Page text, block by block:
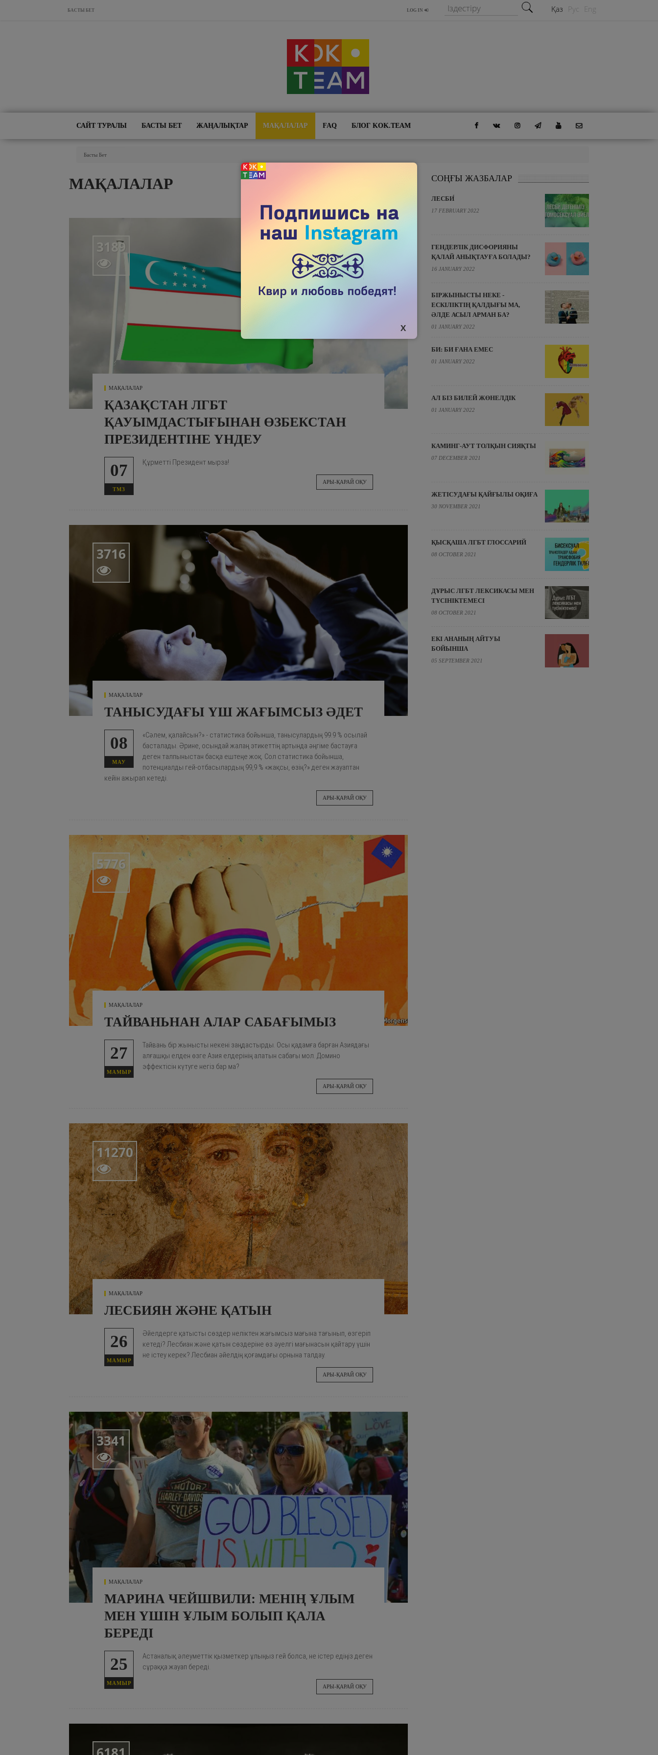
Skip to main contentБАСТЫ БЕТ LOG IN
Іздестіру формасы
Іздестіру Қаз Рус Eng
САЙТ ТУРАЛЫ БАСТЫ БЕТ ЖАҢАЛЫҚТАР МАҚАЛАЛАР FAQ БЛОГ KOK.TEAM
Басты Бет
МАҚАЛАЛАР
3189

МАҚАЛАЛАР
ҚАЗАҚСТАН ЛГБТ
ҚАУЫМДАСТЫҒЫНАН ӨЗБЕКСТАН
ПРЕЗИДЕНТІНЕ ҮНДЕУ
07
ТМЗ
Құрметті Президент мырза!
АРЫ-ҚАРАЙ ОҚУ
3716

МАҚАЛАЛАР
ТАНЫСУДАҒЫ ҮШ ЖАҒЫМСЫЗ ӘДЕТ
08
МАУ
«Сәлем, қалайсын?» - статистика бойынша, танысулардың 99.9 % осылай
басталады. Әрине, осындай жалаң этикеттің артында әңгіме бастауға
деген талпыныстан басқа ештеңе жоқ. Сол статистика бойынша,
потенциалды гей-отбасылардың 99,9 % «жақсы, өзің?» деген жауаптан
кейін ажырап кетеді.
АРЫ-ҚАРАЙ ОҚУ
5776

МАҚАЛАЛАР
ТАЙВАНЬНАН АЛАР САБАҒЫМЫЗ
27
МАМЫР
Тайвань бір жынысты некені заңдастырды. Осы қадамға барған Азиядағы
алғашқы елден өзге Азия елдерінің алатын сабағы мол. Домино
эффектісін күтуге негіз бар ма?
АРЫ-ҚАРАЙ ОҚУ
11270

МАҚАЛАЛАР
ЛЕСБИЯН ЖӘНЕ ҚАТЫН
26
МАМЫР
Әйелдерге қатысты сөздер неліктен жағымсыз мағына тағынып, өзгеріп
кетеді? Лесбиан және қатын сөздеріне өз әуелгі мағынасын қайтару үшін
не істеу керек? Лесбиан әйелдің қоғамдағы орнына талдау.
АРЫ-ҚАРАЙ ОҚУ
3341

МАҚАЛАЛАР
МАРИНА ЧЕЙШВИЛИ: МЕНІҢ ҰЛЫМ
МЕН ҮШІН ҰЛЫМ БОЛЫП ҚАЛА
БЕРЕДI
25
МАМЫР
Астаналық әлеуметтік қызметкер ұлыңыз гей болса, не істер едіңіз деген
сұраққа жауап береді.
АРЫ-ҚАРАЙ ОҚУ
СОҢҒЫ ЖАЗБАЛАР
ЛЕСБИ́
17 FEBRUARY 2022
ГЕНДЕРЛІК ДИСФОРИЯНЫ
ҚАЛАЙ АНЫҚТАУҒА БОЛАДЫ?
16 JANUARY 2022
БІРЖЫНЫСТЫ НЕКЕ -
ЕСКІЛІКТІҢ ҚАЛДЫҒЫ МА,
ӘЛДЕ АСЫЛ АРМАН БА?
01 JANUARY 2022
БИ: БИ ҒАНА ЕМЕС
01 JANUARY 2022
АЛ БІЗ БИЛЕЙ ЖӨНЕЛДІК
01 JANUARY 2022
КАМИНГ-АУТ ТОЛҚЫН СИЯҚТЫ
07 DECEMBER 2021
ЖЕТІСУДАҒЫ ҚАЙҒЫЛЫ ОҚИҒА
30 NOVEMBER 2021
ҚЫСҚАША ЛГБТ ГЛОССАРИЙ
08 OCTOBER 2021
ДҰРЫС ЛГБТ ЛЕКСИКАСЫ МЕН
ТҮСІНІКТЕМЕСІ
08 OCTOBER 2021
ЕКІ АНАНЫҢ АЙТУЫ
БОЙЫНША
05 SEPTEMBER 2021